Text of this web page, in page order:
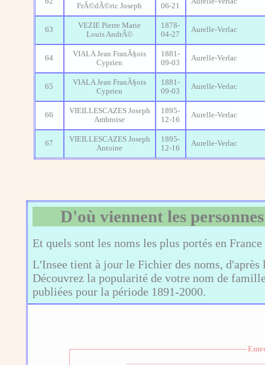
FrÃ©dÃ©ric Joseph
06-21
63
VEZIE Pierre Marie
Louis AndrÃ©
1878-
04-27
Aurelle-Verlac
64
VIALA Jean FranÃ§ois
Cyprien
1881-
09-03
Aurelle-Verlac
65
VIALA Jean FranÃ§ois
Cyprien
1881-
09-03
Aurelle-Verlac
66
VIEILLESCAZES Joseph
Ambroise
1895-
12-16
Aurelle-Verlac
67
VIEILLESCAZES Joseph
Antoine
1895-
12-16
Aurelle-Verlac
D'où viennent les
Et quels sont les noms les plus portés en
L'Insee tient à jour le Fichier des noms,
Découvrez la popularité de votre nom de
publiées pour la période 1891-2000.